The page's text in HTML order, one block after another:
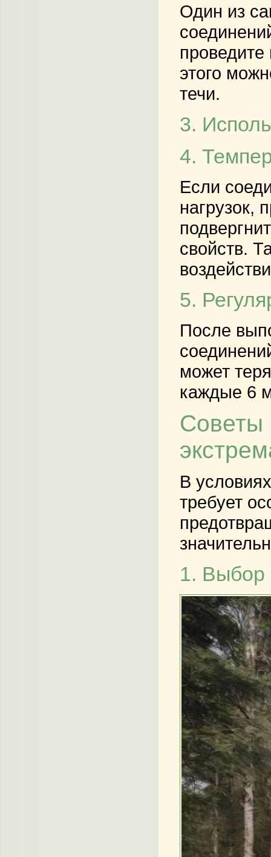
Один из
этого
течи.
3.
4.
Если
нагрузок,
свойств.
5.
После
может
каждые 6
Советы
В
требует
1. Выбор